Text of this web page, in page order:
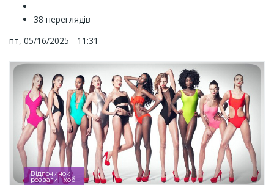
38 переглядів
пт, 05/16/2025 - 11:31
Відпочинок
розваги і хобі